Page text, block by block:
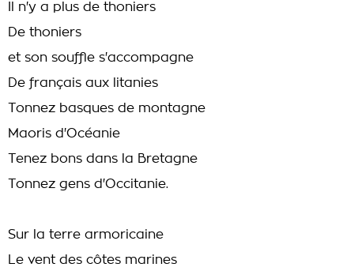
Il n'y a plus de thoniers
De thoniers
et son souffle s'accompagne
De français aux litanies
Tonnez basques de montagne
Maoris d'Océanie
Tenez bons dans la Bretagne
Tonnez gens d'Occitanie.
Sur la terre armoricaine
Le vent des côtes marines